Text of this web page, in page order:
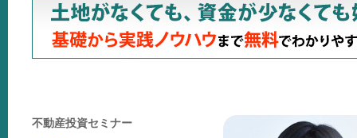
不動産投資セミナー